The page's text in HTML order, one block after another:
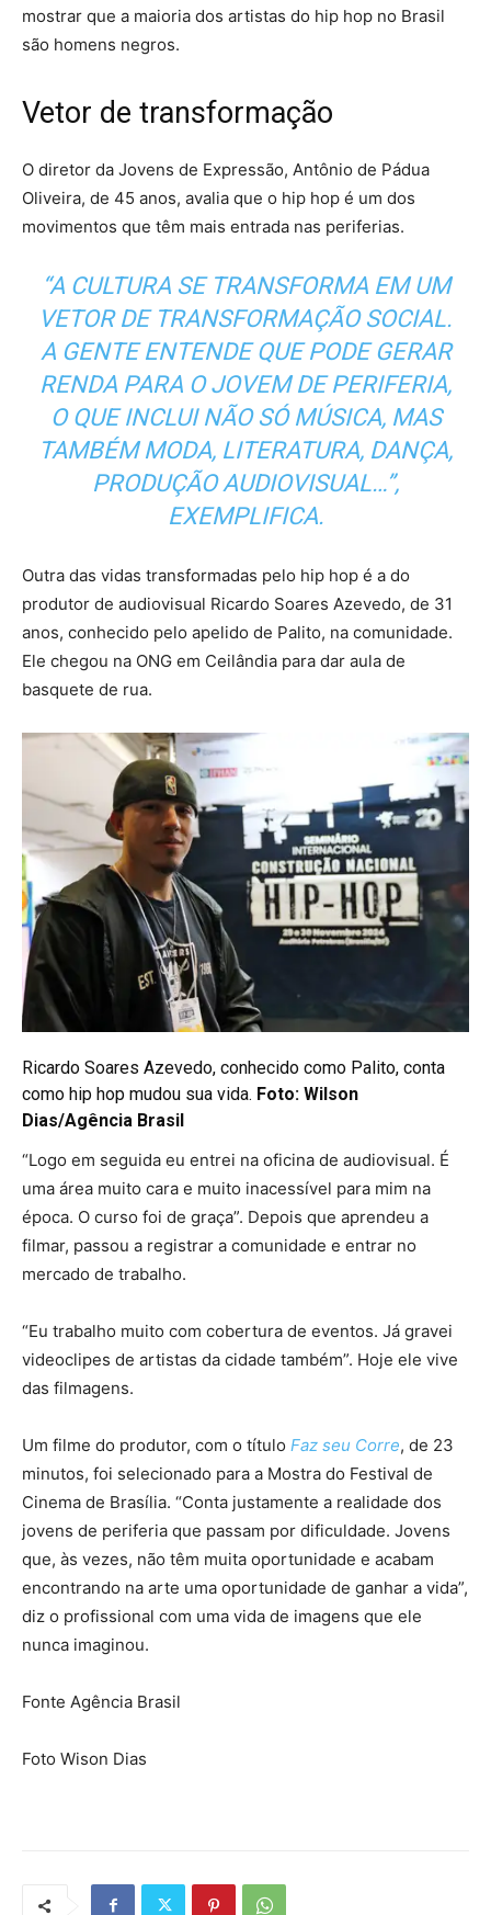
mostrar que a maioria dos artistas do hip hop no Brasil
são homens negros.
Vetor de transformação
O diretor da Jovens de Expressão, Antônio de Pádua
Oliveira, de 45 anos, avalia que o hip hop é um dos
movimentos que têm mais entrada nas periferias.
“A CULTURA SE TRANSFORMA EM UM
VETOR DE TRANSFORMAÇÃO SOCIAL.
A GENTE ENTENDE QUE PODE GERAR
RENDA PARA O JOVEM DE PERIFERIA,
O QUE INCLUI NÃO SÓ MÚSICA, MAS
TAMBÉM MODA, LITERATURA, DANÇA,
PRODUÇÃO AUDIOVISUAL…”,
EXEMPLIFICA.
Outra das vidas transformadas pelo hip hop é a do
produtor de audiovisual Ricardo Soares Azevedo, de 31
anos, conhecido pelo apelido de Palito, na comunidade.
Ele chegou na ONG em Ceilândia para dar aula de
basquete de rua.
Ricardo Soares Azevedo, conhecido como Palito, conta
como hip hop mudou sua vida. Foto: Wilson
Dias/Agência Brasil
“Logo em seguida eu entrei na oficina de audiovisual. É
uma área muito cara e muito inacessível para mim na
época. O curso foi de graça”. Depois que aprendeu a
filmar, passou a registrar a comunidade e entrar no
mercado de trabalho.
“Eu trabalho muito com cobertura de eventos. Já gravei
videoclipes de artistas da cidade também”. Hoje ele vive
das filmagens.
Um filme do produtor, com o título Faz seu Corre, de 23
minutos, foi selecionado para a Mostra do Festival de
Cinema de Brasília. “Conta justamente a realidade dos
jovens de periferia que passam por dificuldade. Jovens
que, às vezes, não têm muita oportunidade e acabam
encontrando na arte uma oportunidade de ganhar a vida”,
diz o profissional com uma vida de imagens que ele
nunca imaginou.
Fonte Agência Brasil
Foto Wison Dias